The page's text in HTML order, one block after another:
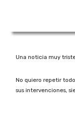
Una noticia muy
No quiero repetir
sus intervenciones,